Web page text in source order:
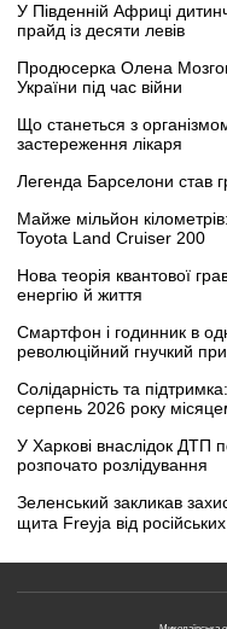
У Південній Африці
прайд із десяти левів
Продюсерка Олена
України під час війни
Що станеться з
застереження лікаря
Легенда Барселони став
Майже мільйон
Toyota Land Cruiser 200
Нова теорія квантової
енергію й життя
Смартфон і годинник в
революційний гнучкий
Солідарність та
серпень 2026 року
У Харкові внаслідок ДТП
розпочато розлідування
Зеленський закликав
щита Freyja від